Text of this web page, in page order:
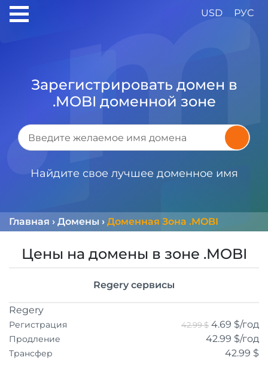
USD РУС
Зарегистрировать домен в
.MOBI доменной зоне
Найдите свое лучшее доменное имя
Главная › Домены › Доменная Зона .MOBI
Цены на домены в зоне .MOBI
Regery сервисы
Regery
Регистрация 42.99 $ 4.69 $/год
Продление 42.99 $/год
Трансфер 42.99 $